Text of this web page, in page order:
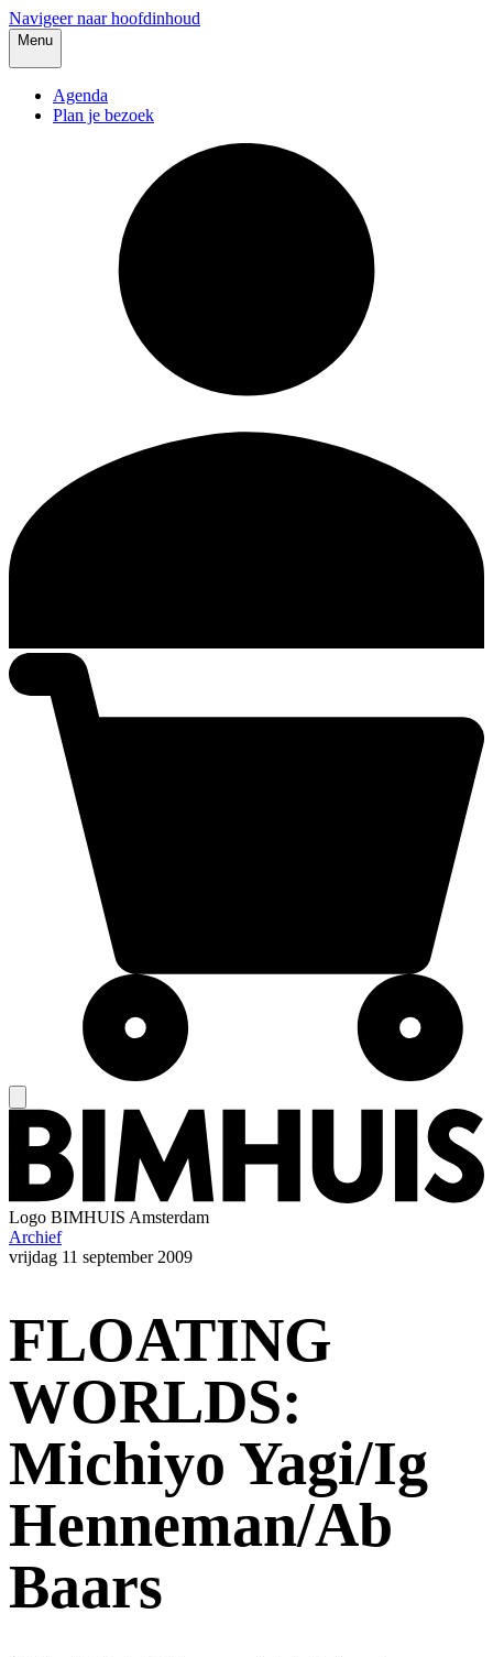
Navigeer naar hoofdinhoud
Menu
Agenda
Plan je bezoek
Logo BIMHUIS Amsterdam
Archief
vrijdag 11 september 2009
FLOATING
WORLDS:
Michiyo Yagi/Ig
Henneman/Ab
Baars